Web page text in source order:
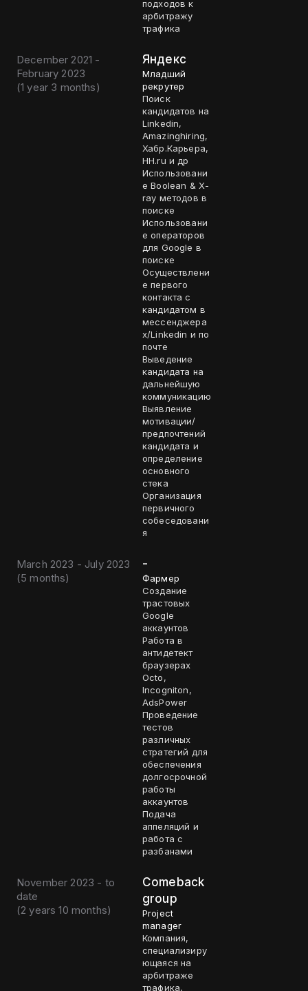
подходов к
арбитражу
трафика
December 2021 -
February 2023
(1 year 3 months)
Яндекс
Младший
рекрутер
Поиск
кандидатов на
Linkedin,
Amazinghiring,
Хабр.Карьера,
HH.ru и др
Использовани
е Boolean & X-
ray методов в
поиске
Использовани
е операторов
для Google в
поиске
Осуществлени
е первого
контакта с
кандидатом в
мессенджера
х/Linkedin и по
почте
Выведение
кандидата на
дальнейшую
коммуникацию
Выявление
мотивации/
предпочтений
кандидата и
определение
основного
стека
Организация
первичного
собеседовани
я
March 2023 - July 2023
(5 months)
-
Фармер
Создание
трастовых
Google
аккаунтов
Работа в
антидетект
браузерах
Octo,
Incogniton,
AdsPower
Проведение
тестов
различных
стратегий для
обеспечения
долгосрочной
работы
аккаунтов
Подача
аппеляций и
работа с
разбанами
November 2023 - to
date
(2 years 10 months)
Comeback
group
Project
manager
Компания,
специализиру
ющаяся на
арбитраже
трафика,